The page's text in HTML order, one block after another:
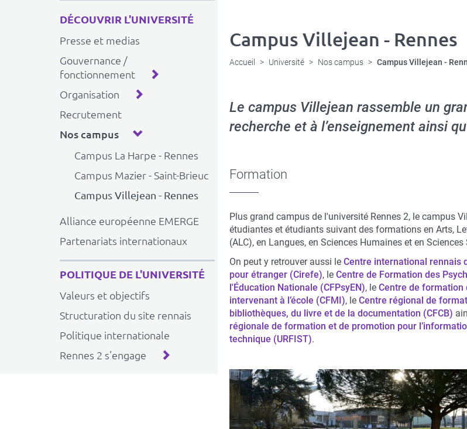
DÉCOUVRIR L'UNIVERSITÉ
Presse et medias
Gouvernance /
fonctionnement
Organisation
Recrutement
Nos campus
Campus La Harpe - Rennes
Campus Mazier - Saint-Brieuc
Campus Villejean - Rennes
Alliance européenne EMERGE
Partenariats internationaux
POLITIQUE DE L'UNIVERSITÉ
Valeurs et objectifs
Structuration du site rennais
Politique internationale
Rennes 2 s'engage
Campus Villejean - Rennes
Accueil Université Nos campus Campus Villejean -
Le campus Villejean rassemble un
recherche et à l’enseignement ainsi
Formation
Plus grand campus de l'université Rennes 2, le campus
étudiantes et étudiants suivant des formations en Arts,
(ALC), en Langues, en Sciences Humaines et en Sciences
On peut y retrouver aussi le Centre international rennais
pour étranger (Cirefe), le Centre de Formation des
l'Éducation Nationale (CFPsyEN), le Centre de formation
intervenant à l’école (CFMI), le Centre régional de
bibliothèques, du livre et de la documentation (CFCB)
régionale de formation et de promotion pour
technique (URFIST).